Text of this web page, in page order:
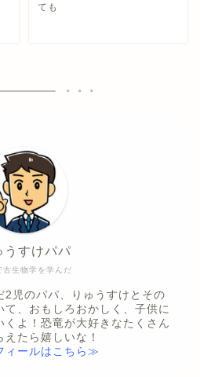
ても
古生物学を学んだ
うすけパパ
2児のパパ、りゅうすけとその
、おもしろおかしく、子供に
くよ！恐竜が大好きなたくさん
たら嬉しいな！
ィールはこちら≫